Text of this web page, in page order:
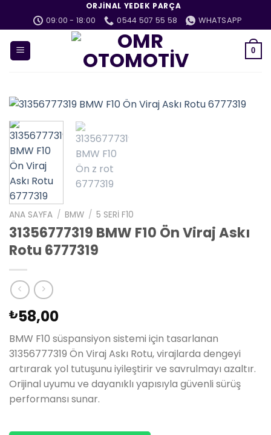
ORJINAL YEDEK PARÇA
09:00 - 18:00
0544 507 55 58 WHATSAPP
0
ANA SAYFA / BMW / 5 SERI F10
31356777319 BMW F10 Ön Viraj Askı
Rotu 6777319
₺58,00
BMW F10 süspansiyon sistemi için tasarlanan
31356777319 Ön Viraj Askı Rotu, virajlarda dengeyi
artırarak yol tutuşunu iyileştirir ve savrulmayı azaltır.
Orijinal uyumu ve dayanıklı yapısıyla güvenli sürüş
performansı sunar.